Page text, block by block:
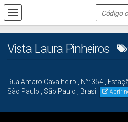
Vista Laura Pinheiros
Rua Amaro Cavalheiro N°: 354
São Paulo
São Paulo Brasil Abrir